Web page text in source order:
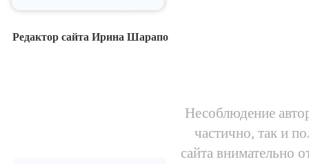
Редактор сайта Ирина Шарапо
Несоблюдение
частично, так и
сайта внимательно